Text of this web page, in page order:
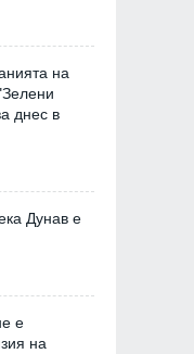
на
днес в
Дунав е
е
на